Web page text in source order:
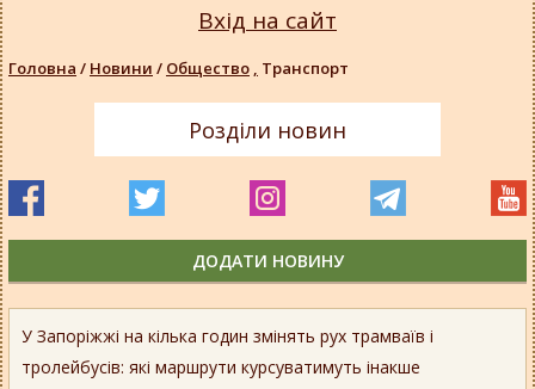
У Запоріжжі на кілька годин змінять рух трамваїв і
тролейбусів: які маршрути курсуватимуть інакше
Вхід на сайт
Головна / Новини / Общество , Транспорт
Розділи новин
ДОДАТИ НОВИНУ